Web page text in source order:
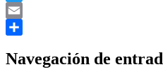
Twitter
Email
Navegación de